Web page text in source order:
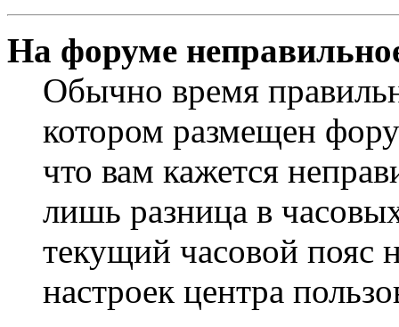
На форуме
Обычно время
котором размещен
что вам кажется
лишь разница в
текущий часовой пояс
настроек центра